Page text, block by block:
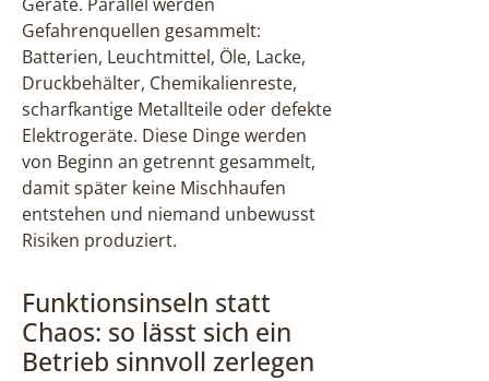
Geräte. Parallel werden
Gefahrenquellen gesammelt:
Batterien, Leuchtmittel, Öle, Lacke,
Druckbehälter, Chemikalienreste,
scharfkantige Metallteile oder defekte
Elektrogeräte. Diese Dinge werden
von Beginn an getrennt gesammelt,
damit später keine Mischhaufen
entstehen und niemand unbewusst
Risiken produziert.
Funktionsinseln statt
Chaos: so lässt sich ein
Betrieb sinnvoll zerlegen